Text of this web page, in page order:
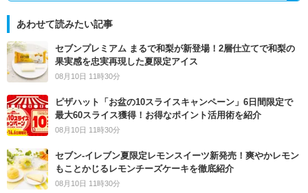
あわせて読みたい記事
セブンプレミアム まるで和梨が新登場！2層仕立てで和梨の
果実感を忠実再現した夏限定アイス
08月10日 11時30分
ピザハット「お盆の10スライスキャンペーン」6日間限定で
最大60スライス獲得！お得なポイント活用術を紹介
08月10日 11時30分
セブン‐イレブン夏限定レモンスイーツ新発売！爽やかレモン
もことかじるレモンチーズケーキを徹底紹介
08月10日 11時30分